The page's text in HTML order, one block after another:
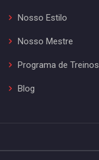
Nosso Estilo
Nosso Mestre
Programa de Treinos
Blog